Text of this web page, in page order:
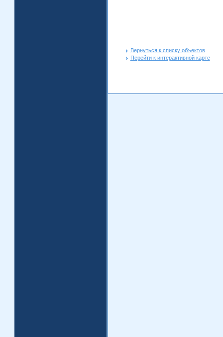
Вернуться к списку объектов
Перейти к интерактивной карте